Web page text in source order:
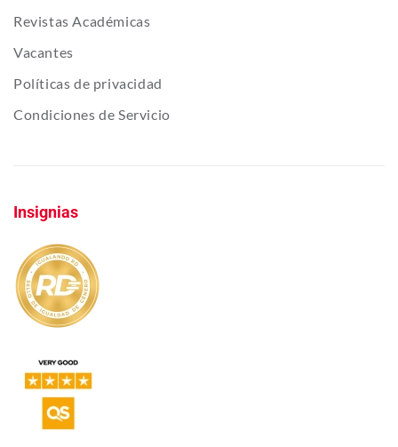
Revistas Académicas
Vacantes
Políticas de privacidad
Condiciones de Servicio
Insignias